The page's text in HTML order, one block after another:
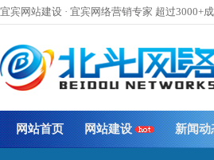
宜宾网站建设 · 宜宾网络营销专家 超过3000+
网站首页 网站建设 新闻动